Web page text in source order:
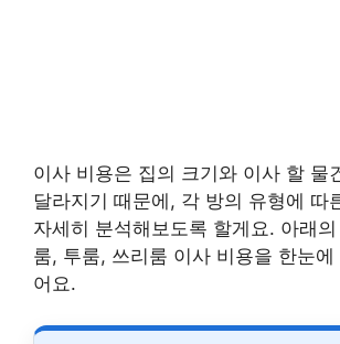
이사 비용은 집의 크기와 이사 할 물
달라지기 때문에, 각 방의 유형에 따
자세히 분석해보도록 할게요. 아래
룸, 투룸, 쓰리룸 이사 비용을 한눈에
어요.